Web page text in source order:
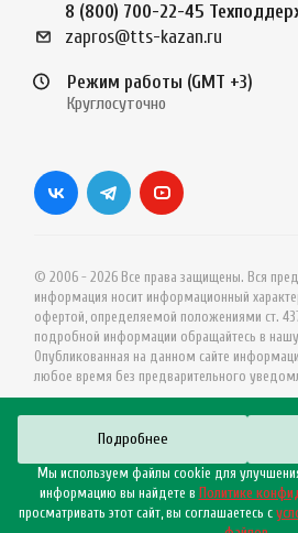
8 (800) 700-22-45
zapros@tts-kazan.ru
Режим работы (GMT +3)
Круглосуточно
© 2006 - 2026 Все права защищены. Вся
информация носит информационный
офертой, определяемой положениями ст.
подробной информации обращайтесь в
Опубликованная на данном сайте
любое время без предварительного
Подробнее
Мы используем файлы cookie для
информацию вы найдете в Политике
просматривать этот сайт, вы соглашаетесь с